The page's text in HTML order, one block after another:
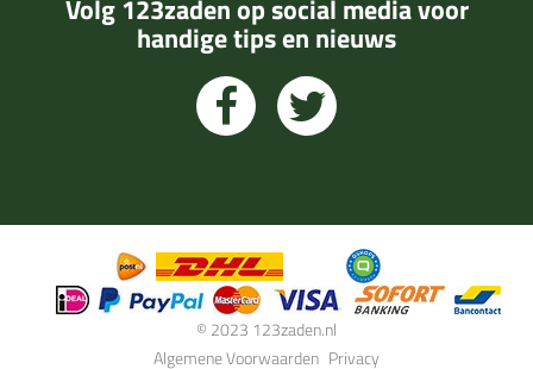
Volg 123zaden op social media voor
handige tips en nieuws
© 2023 123zaden.nl
Algemene Voorwaarden Privacy